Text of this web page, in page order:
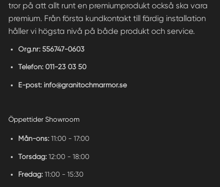
tror på att allt runt en premiumprodukt också ska vara
premium. Från första kundkontakt till färdig installation
håller vi högsta nivå på både produkt och service.
Org.nr: 556747-0603
Telefon: 011-23 03 50
E-post: info@granitochmarmor.se
Öppettider Showroom
Mån-ons: 11:00 - 17:00
Torsdag:12:00 - 18:00
Fredag:11:00 - 15:30